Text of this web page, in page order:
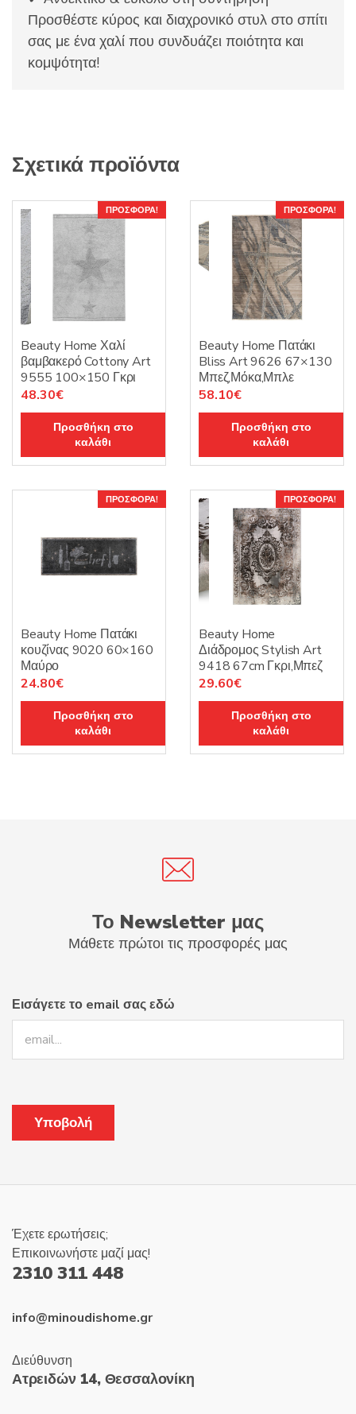
Προσθέστε κύρος και διαχρονικό στυλ στο σπίτι
σας με ένα χαλί που συνδυάζει ποιότητα και
κομψότητα!
Σχετικά προϊόντα
ΠΡΟΣΦΟΡΆ!
Beauty Home Χαλί
βαμβακερό Cottony Art
9555 100×150 Γκρι
Original
price
48.30€Η
τρέχουσα
τιμή
είναι:
48.30€.
Προσθήκη στο
καλάθι
ΠΡΟΣΦΟΡΆ!
Beauty Home Πατάκι
Bliss Art 9626 67×130
Μπεζ,Μόκα,Μπλε
Original
price
58.10€Η
τρέχουσα
τιμή
είναι:
58.10€.
Προσθήκη στο
καλάθι
ΠΡΟΣΦΟΡΆ!
Beauty Home Πατάκι
κουζίνας 9020 60×160
Μαύρο
Original
price
24.80€Η
τρέχουσα
τιμή
είναι:
24.80€.
Προσθήκη στο
καλάθι
ΠΡΟΣΦΟΡΆ!
Beauty Home
Διάδρομος Stylish Art
9418 67cm Γκρι,Μπεζ
Original
price
29.60€Η
τρέχουσα
τιμή
είναι:
29.60€.
Προσθήκη στο
καλάθι
Το Newsletter μας
Μάθετε πρώτοι τις προσφορές μας
Εισάγετε το email σας εδώ
Έχετε ερωτήσεις;
Επικοινωνήστε μαζί μας!
2310 311 448
info@minoudishome.gr
Διεύθυνση
Ατρειδών 14, Θεσσαλονίκη